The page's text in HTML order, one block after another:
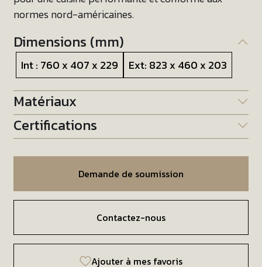
normes nord-américaines.
Dimensions (mm)
Int : 760 x 407 x 229 Ext: 823 x 460 x 203
Matériaux
Certifications
Demande de soumission
Contactez-nous
Ajouter à mes favoris